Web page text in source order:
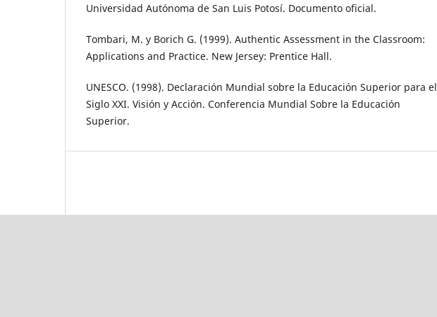
Universidad Autónoma de San Luis Potosí. Documento oficial.
Tombari, M. y Borich G. (1999). Authentic Assessment in the Classroom:
Applications and Practice. New Jersey: Prentice Hall.
UNESCO. (1998). Declaración Mundial sobre la Educación Superior para el
Siglo XXI. Visión y Acción. Conferencia Mundial Sobre la Educación
Superior.